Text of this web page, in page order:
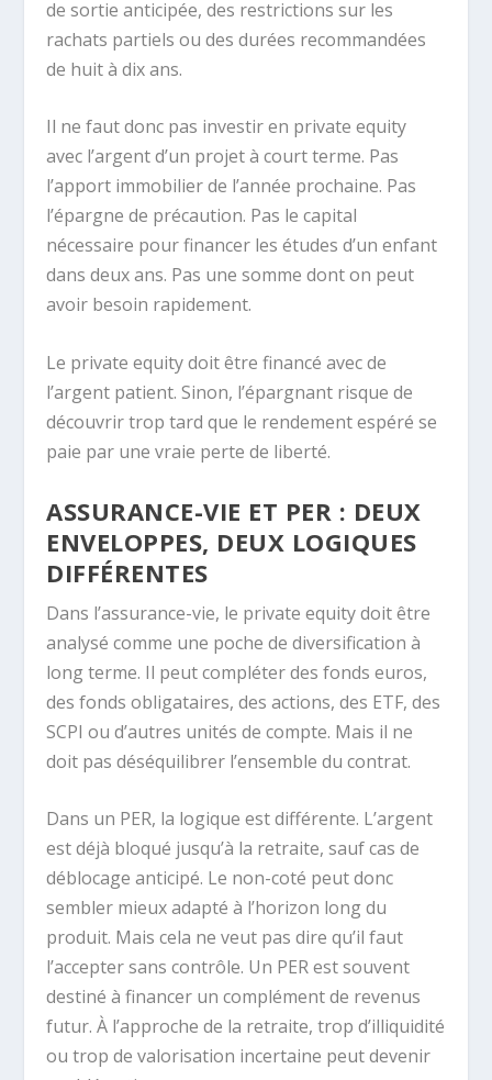
de sortie anticipée, des restrictions sur les
rachats partiels ou des durées recommandées
de huit à dix ans.
Il ne faut donc pas investir en private equity
avec l’argent d’un projet à court terme. Pas
l’apport immobilier de l’année prochaine. Pas
l’épargne de précaution. Pas le capital
nécessaire pour financer les études d’un enfant
dans deux ans. Pas une somme dont on peut
avoir besoin rapidement.
Le private equity doit être financé avec de
l’argent patient. Sinon, l’épargnant risque de
découvrir trop tard que le rendement espéré se
paie par une vraie perte de liberté.
ASSURANCE-VIE ET PER : DEUX
ENVELOPPES, DEUX LOGIQUES
DIFFÉRENTES
Dans l’assurance-vie, le private equity doit être
analysé comme une poche de diversification à
long terme. Il peut compléter des fonds euros,
des fonds obligataires, des actions, des ETF, des
SCPI ou d’autres unités de compte. Mais il ne
doit pas déséquilibrer l’ensemble du contrat.
Dans un PER, la logique est différente. L’argent
est déjà bloqué jusqu’à la retraite, sauf cas de
déblocage anticipé. Le non-coté peut donc
sembler mieux adapté à l’horizon long du
produit. Mais cela ne veut pas dire qu’il faut
l’accepter sans contrôle. Un PER est souvent
destiné à financer un complément de revenus
futur. À l’approche de la retraite, trop d’illiquidité
ou trop de valorisation incertaine peut devenir